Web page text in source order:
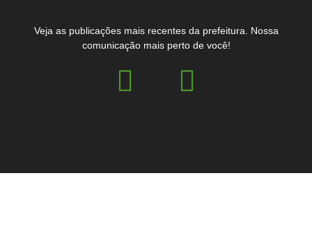
Veja as publicações mais recentes da prefeitura. Nossa
comunicação mais perto de você!